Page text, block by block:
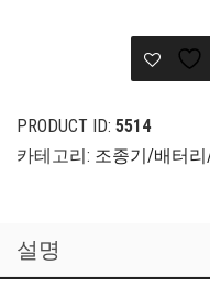
8ch
2.4Ghz
PRODUCT ID: 5514
카테고리: 조종기/배터
설명